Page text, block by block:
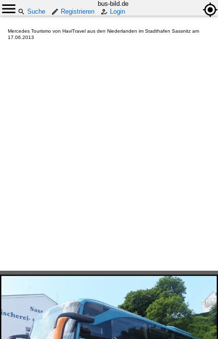
bus-bild.de
Suche
Registrieren Login
Mercedes Tourismo von HaviTravel aus den Niederlanden im Stadthafen Sassnitz am
17.06.2013